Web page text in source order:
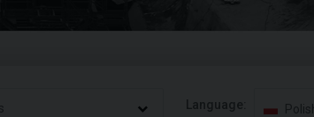
Language: